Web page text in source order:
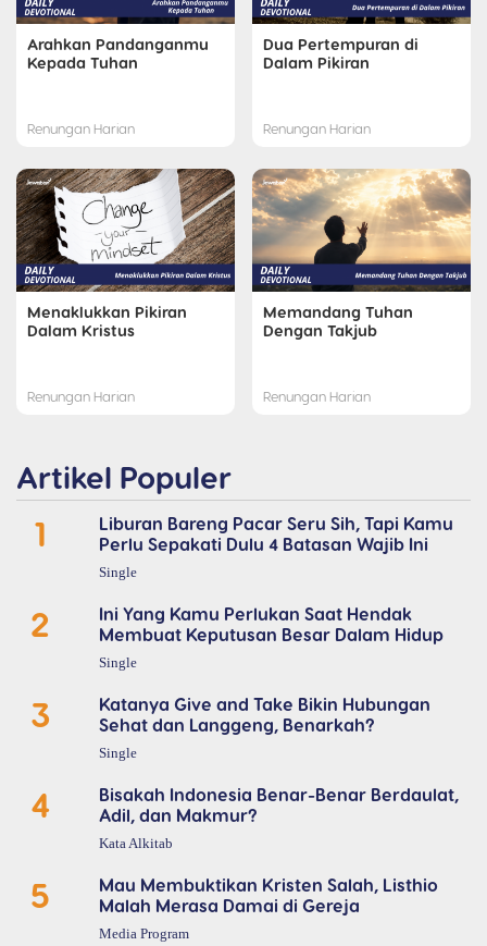
Arahkan Pandanganmu
Kepada Tuhan
Renungan Harian
Dua Pertempuran di
Dalam Pikiran
Renungan Harian
Menaklukkan Pikiran
Dalam Kristus
Renungan Harian
Memandang Tuhan
Dengan Takjub
Renungan Harian
Artikel Populer
1
Liburan Bareng Pacar Seru Sih, Tapi Kamu
Perlu Sepakati Dulu 4 Batasan Wajib Ini
Single
2
Ini Yang Kamu Perlukan Saat Hendak
Membuat Keputusan Besar Dalam Hidup
Single
3
Katanya Give and Take Bikin Hubungan
Sehat dan Langgeng, Benarkah?
Single
4
Bisakah Indonesia Benar-Benar Berdaulat,
Adil, dan Makmur?
Kata Alkitab
5
Mau Membuktikan Kristen Salah, Listhio
Malah Merasa Damai di Gereja
Media Program